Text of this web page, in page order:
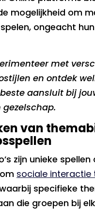
mogelijkheid om
ongeacht
met
en ontdek
aansluit bij
gezelschap.
van
zijn unieke spellen
sociale interactie
specifieke
die groepen bij